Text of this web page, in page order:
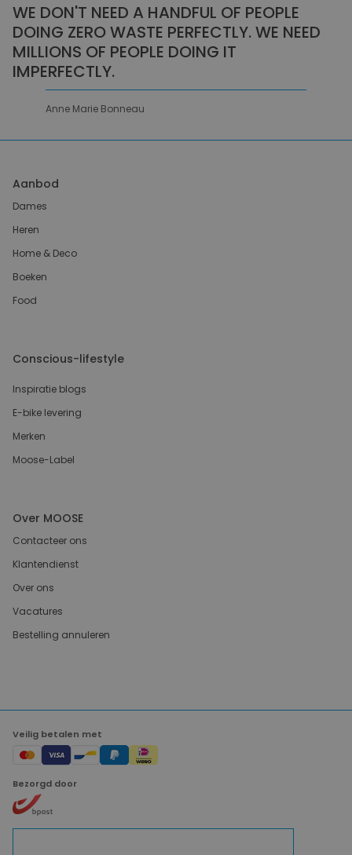
WE DON'T NEED A HANDFUL OF PEOPLE
DOING ZERO WASTE PERFECTLY. WE NEED
MILLIONS OF PEOPLE DOING IT
IMPERFECTLY.
Anne Marie Bonneau
Aanbod
Dames
Heren
Home & Deco
Boeken
Food
Conscious-lifestyle
Inspiratie blogs
E-bike levering
Merken
Moose-Label
Over MOOSE
Contacteer ons
Klantendienst
Over ons
Vacatures
Bestelling annuleren
Veilig betalen met
Bezorgd door